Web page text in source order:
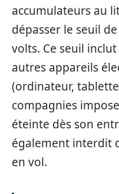
accumulateurs au
dépasser le seuil
volts. Ce seuil
autres appareils
(ordinateur,
compagnies
éteinte dès son
également interdit
en vol.